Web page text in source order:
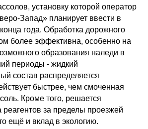
установку которой оператор
Запад» планирует ввести в
года. Обработка дорожного
более эффективна, особенно на
образования наледи в
периоды - жидкий
состав распределяется
быстрее, чем смоченная
Кроме того, решается
за пределы проезжей
ещё и вклад в экологию.